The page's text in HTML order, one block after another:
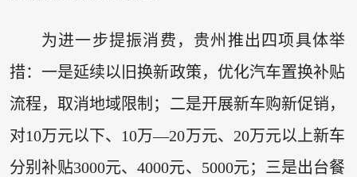
为进一步提振消费，贵州推出四项具体举
措：一是延续以旧换新政策，优化汽车置换补贴
流程，取消地域限制；二是开展新车购新促销，
对10万元以下、10万—20万元、20万元以上新车
分别补贴3000元、4000元、5000元；三是出台餐